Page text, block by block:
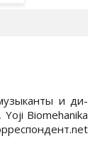
и ди-
Biomehanika